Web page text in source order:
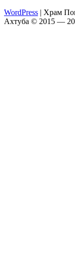
WordPress | Храм
Ахтуба © 2015 —